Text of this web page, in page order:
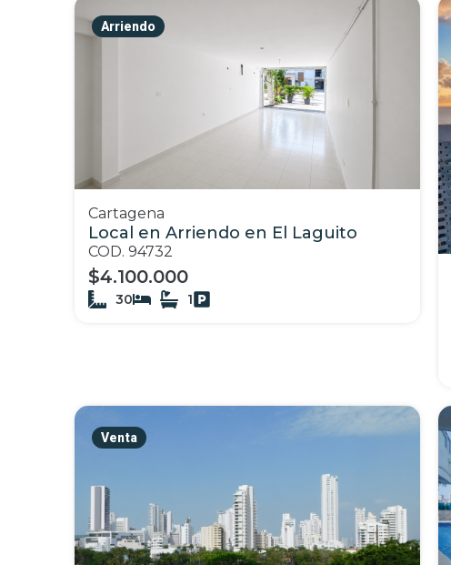
Arriendo
Cartagena
Local en Arriendo en El Laguito
COD. 94732
$4.100.000
30 1
Venta